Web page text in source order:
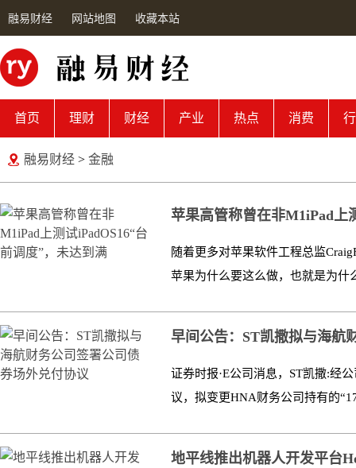
融易财经 网站地图 收藏本站
首页 理财 财经 产业 热点 消费
融易财经 > 金融
苹果高管称曾在非M1iPad上
随着更多对苹果软件工程总监
苹果为什么要这么做，也就是为什
早间公告：ST凯撒拟与海航
证券时报·E公司消息，ST凯撒:经
议，拟变更HNA财务公司持有的
地平线推出机器人开发平台